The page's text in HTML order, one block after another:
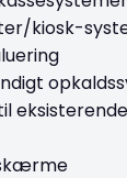
kiosk-